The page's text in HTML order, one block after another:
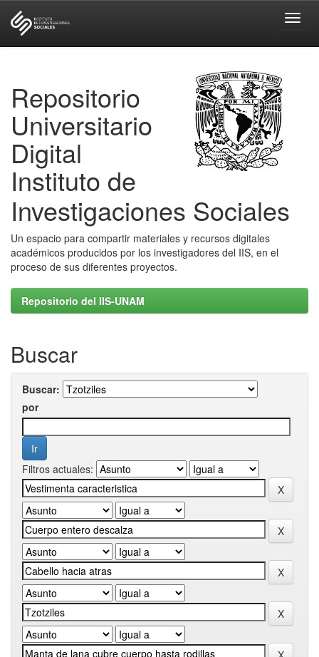
Repositorio
Universitario
Digital
Instituto de
Investigaciones Sociales
Un espacio para compartir materiales y recursos digitales
académicos producidos por los investigadores del IIS, en el
proceso de sus diferentes proyectos.
Repositorio del IIS-UNAM
Buscar
Buscar:
por
Filtros actuales: